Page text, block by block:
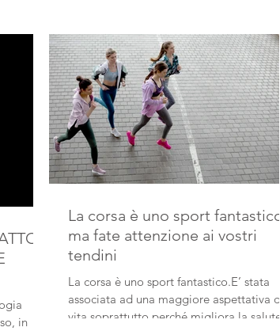
in
La corsa è uno sport fantastico,
ma fate attenzione ai vostri
tendini
La corsa è uno sport fantastico.E’ stata
associata ad una maggiore aspettativa di
vita soprattutto perché migliora la salute